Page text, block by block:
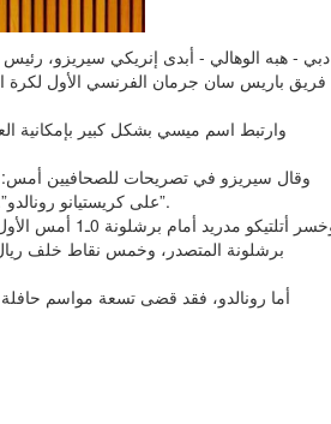
دبي - هبه الوهالي - أبدى إنريكي سيريزو، رئيس
فريق باريس سان جرمان الفرنسي الأول لكرة
وقال سيريزو في تصريحات للصحافيين أمس:
على كريستيانو رونالدو”. وأضاف: “كل منهما لا يزال يلعب، وسيكون أمرًا رائعًا إن عادا إلى الدوري الإسباني”.
أما رونالدو، فقد قضى تسعة مواسم حافلة